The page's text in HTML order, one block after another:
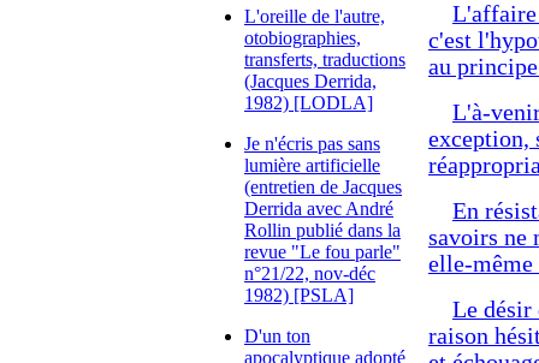
L'oreille de l'autre,
otobiographies,
transferts, traductions
(Jacques Derrida,
1982) [LODLA]
Je n'écris pas sans
lumière artificielle
(entretien de Jacques
Derrida avec André
Rollin publié dans la
revue "Le fou parle"
n°21/22, nov-déc
1982) [PSLA]
D'un ton
apocalyptique adopté
L'affaire
c'est
au
L'à-
exception,
En
savoirs ne
elle-même
Le désir
raison